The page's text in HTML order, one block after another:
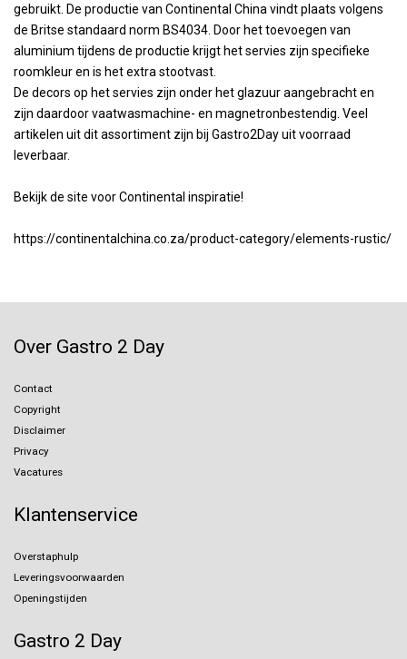
gebruikt. De productie van Continental China vindt plaats volgens
de Britse standaard norm BS4034. Door het toevoegen van
aluminium tijdens de productie krijgt het servies zijn specifieke
roomkleur en is het extra stootvast.
De decors op het servies zijn onder het glazuur aangebracht en
zijn daardoor vaatwasmachine- en magnetronbestendig. Veel
artikelen uit dit assortiment zijn bij Gastro2Day uit voorraad
leverbaar.
Bekijk de site voor Continental inspiratie!
https://continentalchina.co.za/product-category/elements-rustic/
Over Gastro 2 Day
Contact
Copyright
Disclaimer
Privacy
Vacatures
Klantenservice
Overstaphulp
Leveringsvoorwaarden
Openingstijden
Gastro 2 Day